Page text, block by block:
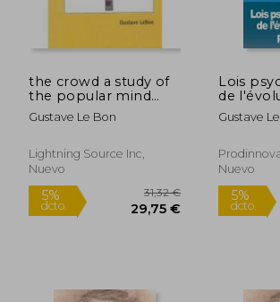
the crowd a study of
the popular mind
1896
Gustave Le Bon
Lightning Source Inc,
Nuevo
Lois
de
peuples
Gustave
Nuevo